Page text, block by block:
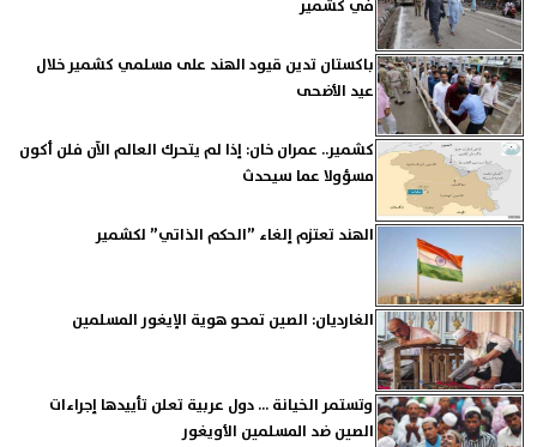
في كشمير
باكستان تدين قيود الهند على مسلمي كشمير خلال
عيد الأضحى
كشمير.. عمران خان: إذا لم يتحرك العالم الآن فلن أكون
مسؤولا عما سيحدث
الهند تعتزم إلغاء ”الحكم الذاتي” لكشمير
الغارديان: الصين تمحو هوية الإيغور المسلمين
وتستمر الخيانة ... دول عربية تعلن تأييدها إجراءات
الصين ضد المسلمين الأويغور